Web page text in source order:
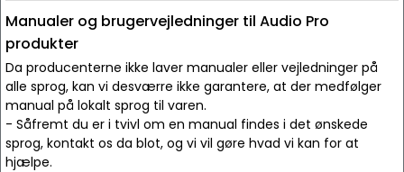
Manualer og brugervejledninger til Audio Pro
produkter
Da producenterne ikke laver manualer eller vejledninger på
alle sprog, kan vi desværre ikke garantere, at der medfølger
manual på lokalt sprog til varen.
- Såfremt du er i tvivl om en manual findes i det ønskede
sprog, kontakt os da blot, og vi vil gøre hvad vi kan for at
hjælpe.